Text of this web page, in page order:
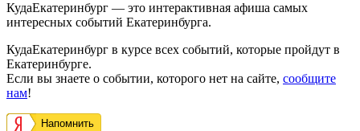
КудаЕкатеринбург — это интерактивная афиша самых
интересных событий Екатеринбурга.
КудаЕкатеринбург в курсе всех событий, которые пройдут в
Екатеринбурге.
Если вы знаете о событии, которого нет на сайте, сообщите
нам!
Напомнить